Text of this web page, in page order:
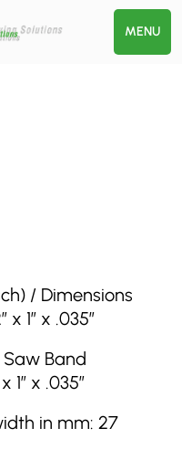
MENU
/ Dimensions
x 1″ x .035″
Band
1″ x .035″
in mm: 27